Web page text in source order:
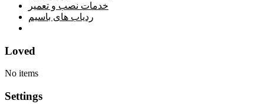
خدمات نصب و تعمیر
ردیاب های باسیم
Loved
No items
Settings